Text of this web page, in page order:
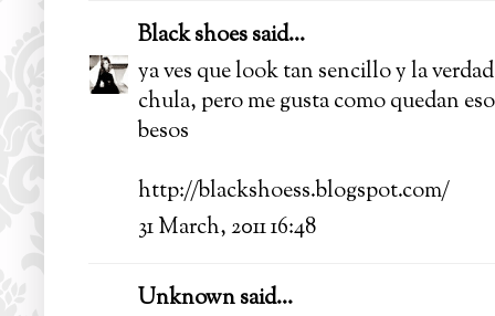
Black shoessaid...
ya ves que look tan sencillo y la
chula, pero me gusta como quedan
besos
http://blackshoess.blogspot.com/
31 March, 2011 16:48
Unknownsaid...